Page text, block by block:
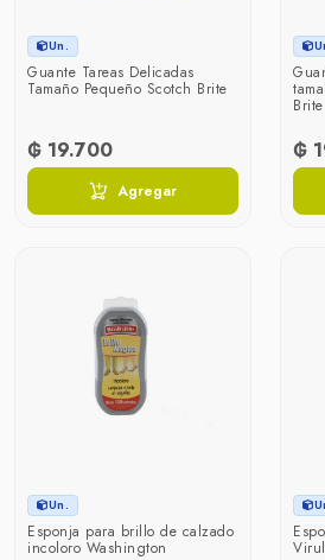
Un.
Guante Tareas Delicadas
Tamaño Pequeño Scotch Brite
₲ 19.700
Agregar
Brite
₲
Un.
Esponja para brillo de calzado
incoloro Washington